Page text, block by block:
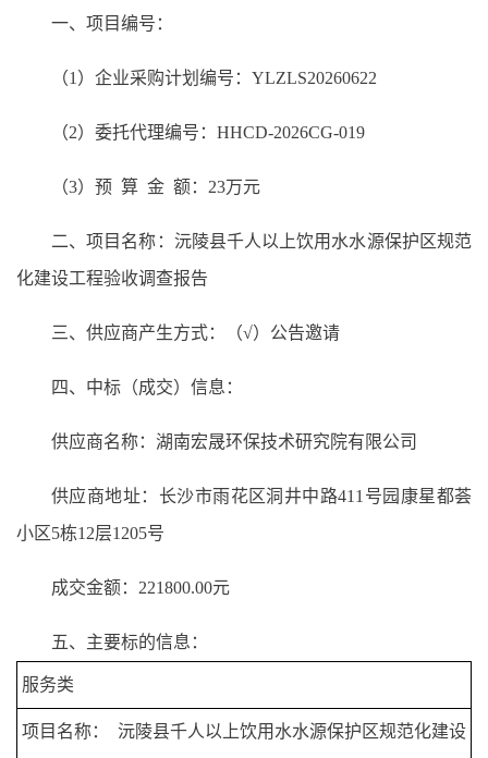
一、项目编号：
（1）企业采购计划编号：YLZLS20260622
（2）委托代理编号：HHCD-2026CG-019
（3）预 算 金 额：23万元
二、项目名称：沅陵县千人以上饮用水水源保护区规范
化建设工程验收调查报告
三、供应商产生方式：（√）公告邀请
四、中标（成交）信息：
供应商名称：湖南宏晟环保技术研究院有限公司
供应商地址：长沙市雨花区洞井中路411号园康星都荟
小区5栋12层1205号
成交金额：221800.00元
五、主要标的信息：
服务类
项目名称： 沅陵县千人以上饮用水水源保护区规范化建设